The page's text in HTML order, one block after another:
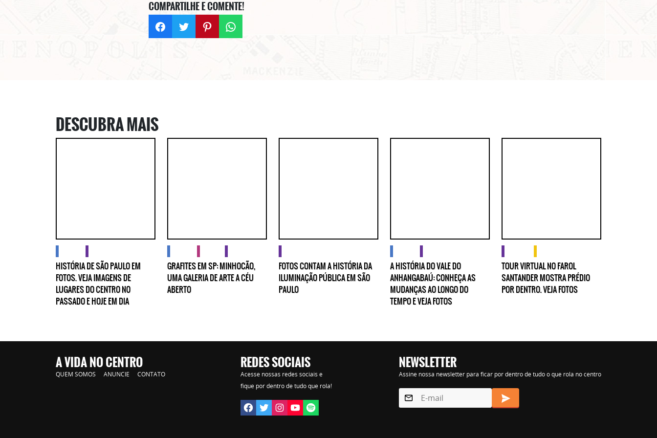
COMPARTILHE E COMENTE!
DESCUBRA MAIS
HISTÓRIA DE SÃO PAULO EM
FOTOS. VEJA IMAGENS DE
LUGARES DO CENTRO NO
PASSADO E HOJE EM DIA
GRAFITES EM SP: MINHOCÃO,
UMA GALERIA DE ARTE A CÉU
ABERTO
FOTOS CONTAM A HISTÓRIA DA
ILUMINAÇÃO PÚBLICA EM SÃO
PAULO
A HISTÓRIA DO VALE DO
ANHANGABAÚ: CONHEÇA AS
MUDANÇAS AO LONGO DO
TEMPO E VEJA FOTOS
TOUR VIRTUAL NO FAROL
SANTANDER MOSTRA PRÉDIO
POR DENTRO. VEJA FOTOS
A VIDA NO CENTRO
QUEM SOMOS ANUNCIE CONTATO
REDES SOCIAIS
Acesse nossas redes sociais e
fique por dentro de tudo que rola!
NEWSLETTER
Assine nossa newsletter para ficar por dentro de tudo o que rola no centro
Lorem ipsum dolor sit amet, consectetur adipisicing elit. Autem assumenda labore quia nobis nihil tempora